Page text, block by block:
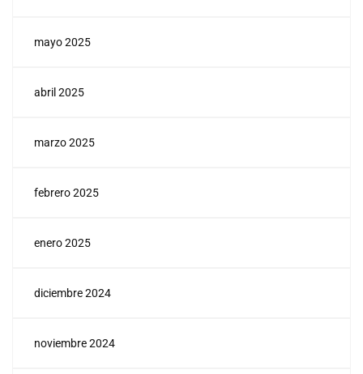
mayo 2025
abril 2025
marzo 2025
febrero 2025
enero 2025
diciembre 2024
noviembre 2024